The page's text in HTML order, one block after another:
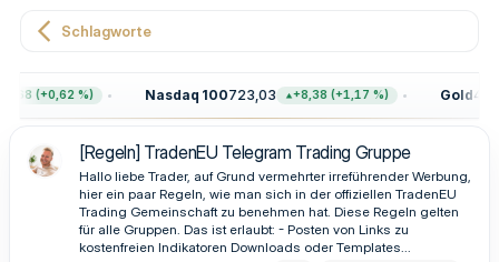
Schlagworte
(+0,62 %) Nasdaq 100723,03 +8,38 (+1,17 %) Gold
[Regeln] TradenEU Telegram Trading Gruppe
Hallo liebe Trader, auf Grund vermehrter irreführender Werbung,
hier ein paar Regeln, wie man sich in der offiziellen TradenEU
Trading Gemeinschaft zu benehmen hat. Diese Regeln gelten
für alle Gruppen. Das ist erlaubt: - Posten von Links zu
kostenfreien Indikatoren Downloads oder Templates...